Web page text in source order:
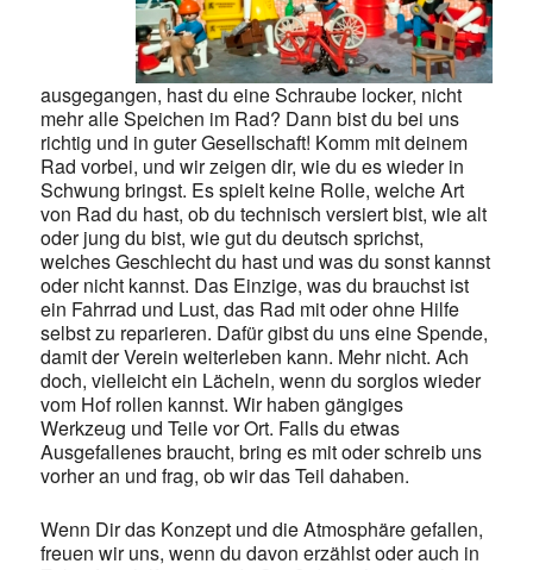
ausgegangen, hast du eine Schraube locker, nicht
mehr alle Speichen im Rad? Dann bist du bei uns
richtig und in guter Gesellschaft! Komm mit deinem
Rad vorbei, und wir zeigen dir, wie du es wieder in
Schwung bringst. Es spielt keine Rolle, welche Art
von Rad du hast, ob du technisch versiert bist, wie alt
oder jung du bist, wie gut du deutsch sprichst,
welches Geschlecht du hast und was du sonst kannst
oder nicht kannst. Das Einzige, was du brauchst ist
ein Fahrrad und Lust, das Rad mit oder ohne Hilfe
selbst zu reparieren. Dafür gibst du uns eine Spende,
damit der Verein weiterleben kann. Mehr nicht. Ach
doch, vielleicht ein Lächeln, wenn du sorglos wieder
vom Hof rollen kannst. Wir haben gängiges
Werkzeug und Teile vor Ort. Falls du etwas
Ausgefallenes braucht, bring es mit oder schreib uns
vorher an und frag, ob wir das Teil dahaben.
Wenn Dir das Konzept und die Atmosphäre gefallen,
freuen wir uns, wenn du davon erzählst oder auch in